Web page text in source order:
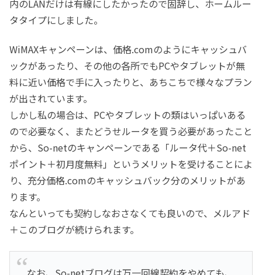
内のLANだけは有線にしたかったので固辞し、ホームルー
タタイプにしました。
WiMAXキャンペーンは、価格.comのようにキャッシュバ
ックがあったり、その他の各所でもPCやタブレットが無
料に近い価格で手に入ったりと、あちこちで様々なプラン
が出されています。
しかし私の場合は、PCやタブレットの類はいっぱいある
ので必要なく、またどうせルータを買う必要があったこと
から、So-netのキャンペーンである「ルータ代＋So-net
ポイント＋初月度無料」というメリットを受けることによ
り、充分価格.comのキャッシュバック分のメリットがあ
ります。
なんといっても契約しなおさなくても良いので、メルアド
＋このブログが続けられます。